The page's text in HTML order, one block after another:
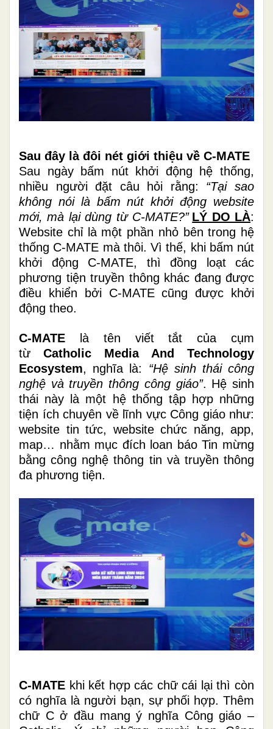
Sau đây là đôi nét giới thiệu về C-MATE
Sau ngày bấm nút khởi động hệ thống,
nhiều người đặt câu hỏi rằng: “Tại sao
không nói là bấm nút khởi động website
mới, mà lại dùng từ C-MATE?” LÝ DO LÀ:
Website chỉ là một phần nhỏ bên trong hệ
thống C-MATE mà thôi. Vì thế, khi bấm nút
khởi động C-MATE, thì đồng loạt các
phương tiện truyền thông khác đang được
điều khiển bởi C-MATE cũng được khởi
động theo.
C-MATE là tên viết tắt của cụm
từ Catholic Media And Technology
Ecosystem, nghĩa là: “Hệ sinh thái công
nghệ và truyền thông công giáo”. Hệ sinh
thái này là một hệ thống tập hợp những
tiện ích chuyên về lĩnh vực Công giáo như:
website tin tức, website chức năng, app,
map… nhằm mục đích loan báo Tin mừng
bằng công nghệ thông tin và truyền thông
đa phương tiện.
C-MATE khi kết hợp các chữ cái lại thì còn
có nghĩa là người bạn, sự phối hợp. Thêm
chữ C ở đầu mang ý nghĩa Công giáo –